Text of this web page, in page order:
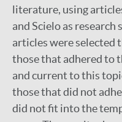
literature, using
and Scielo as research
articles were selected
those that adhered to
and current to this
those that did not
did not fit into the